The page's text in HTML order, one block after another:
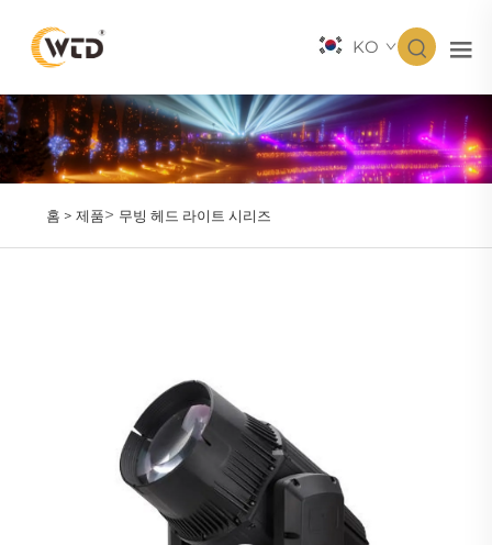
KO
홈 > 제품> 무빙 헤드 라이트 시리즈